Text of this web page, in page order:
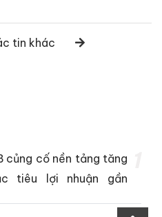
tin khác
củng cố nền tảng tăng
tiêu lợi nhuận gần